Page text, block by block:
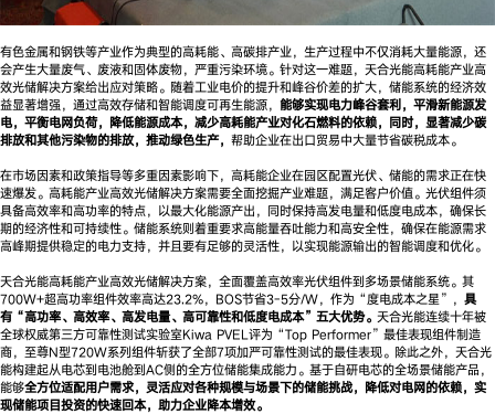
有色金属和钢铁等产业作为典型的高耗能、高碳排产业，生产过程中不仅消耗大量能源，还
会产生大量废气、废液和固体废物，严重污染环境。针对这一难题，天合光能高耗能产业高
效光储解决方案给出应对策略。随着工业电价的提升和峰谷价差的扩大，储能系统的经济效
益显著增强，通过高效存储和智能调度可再生能源， 能够实现电力峰谷套利，平滑新能源发
电，平衡电网负荷，降低能源成本，减少高耗能产业对化石燃料的依赖，同时，显著减少碳
排放和其他污染物的排放，推动绿色生产， 帮助企业在出口贸易中大量节省碳税成本。
在市场因素和政策指导等多重因素影响下，高耗能企业在园区配置光伏、储能的需求正在快
速爆发。高耗能产业高效光储解决方案需要全面挖掘产业难题，满足客户价值。光伏组件须
具备高效率和高功率的特点，以最大化能源产出，同时保持高发电量和低度电成本，确保长
期的经济性和可持续性。储能系统则着重要求高能量吞吐能力和高安全性，确保在能源需求
高峰期提供稳定的电力支持，并且要有足够的灵活性，以实现能源输出的智能调度和优化。
天合光能高耗能产业高效光储解决方案，全面覆盖高效率光伏组件到多场景储能系统。其
700W+超高功率组件效率高达23.2%，BOS节省3-5分/W，作为“度电成本之星”， 具
有“高功率、高效率、高发电量、高可靠性和低度电成本”五大优势。 天合光能连续十年被
全球权威第三方可靠性测试实验室Kiwa PVEL评为“Top Performer”最佳表现组件制造
商，至尊N型720W系列组件斩获了全部7项加严可靠性测试的最佳表现。除此之外，天合光
能构建起从电芯到电池舱到AC侧的全方位储能集成能力。基于自研电芯的全场景储能产品，
能够全方位适配用户需求，灵活应对各种规模与场景下的储能挑战，降低对电网的依赖，实
现储能项目投资的快速回本，助力企业降本增效。